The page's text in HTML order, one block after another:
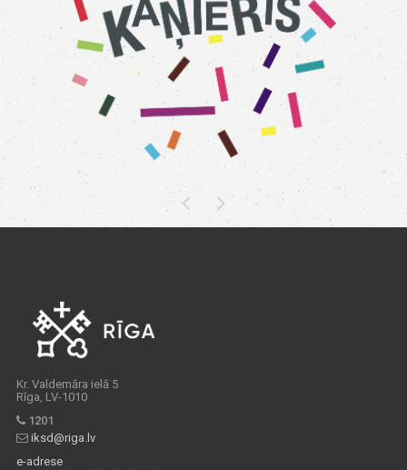
Kr. Valdemāra ielā 5
Rīga, LV-1010
1201
iksd@riga.lv
e-adrese